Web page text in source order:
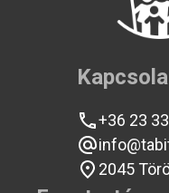
+36 23
2045